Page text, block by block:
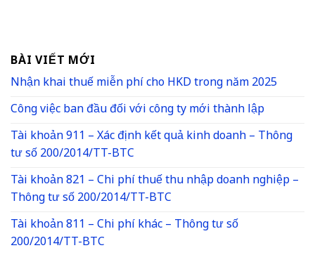
BÀI VIẾT MỚI
Nhận khai thuế miễn phí cho HKD trong năm 2025
Công việc ban đầu đối với công ty mới thành lập
Tài khoản 911 – Xác định kết quả kinh doanh – Thông
tư số 200/2014/TT-BTC
Tài khoản 821 – Chi phí thuế thu nhập doanh nghiệp –
Thông tư số 200/2014/TT-BTC
Tài khoản 811 – Chi phí khác – Thông tư số
200/2014/TT-BTC